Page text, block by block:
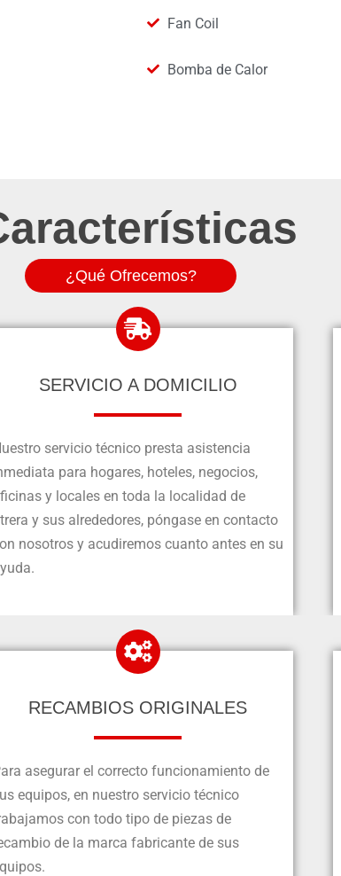
Fan Coil
Bomba de Calor
¿Qué Ofrecemos?
SERVICIO A DOMICILIO
servicio técnico presta asistencia
para hogares, hoteles, negocios,
y locales en toda la localidad de
y sus alrededores, póngase en contacto
nosotros y acudiremos cuanto antes en su
RECAMBIOS ORIGINALES
asegurar el correcto funcionamiento de
equipos, en nuestro servicio técnico
con todo tipo de piezas de
de la marca fabricante de sus